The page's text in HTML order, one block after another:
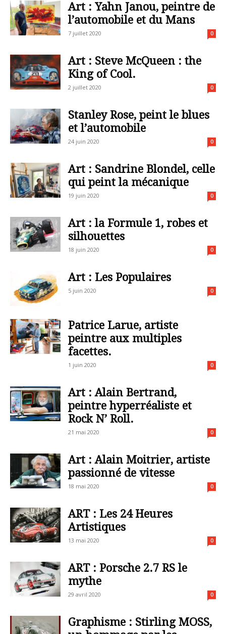
Art : Yahn Janou, peintre de
l’automobile et du Mans
7 juillet 2020 0
Art : Steve McQueen : the
King of Cool.
2 juillet 2020 0
Stanley Rose, peint le blues
et l’automobile
24 juin 2020 0
Art : Sandrine Blondel, celle
qui peint la mécanique
19 juin 2020 0
Art : la Formule 1, robes et
silhouettes
18 juin 2020 0
Art : Les Populaires
5 juin 2020 0
Patrice Larue, artiste
peintre aux multiples
facettes.
1 juin 2020 0
Art : Alain Bertrand,
peintre hyperréaliste et
Rock N’ Roll.
21 mai 2020 0
Art : Alain Moitrier, artiste
passionné de vitesse
18 mai 2020 0
ART : Les 24 Heures
Artistiques
13 mai 2020 0
ART : Porsche 2.7 RS le
mythe
29 avril 2020 0
Graphisme : Stirling MOSS,